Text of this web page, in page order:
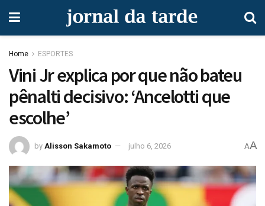
Home ESPORTES
Vini Jr explica por que não bateu
pênalti decisivo: ‘Ancelotti que
escolhe’
by Alisson Sakamoto julho 6, 2026 AA